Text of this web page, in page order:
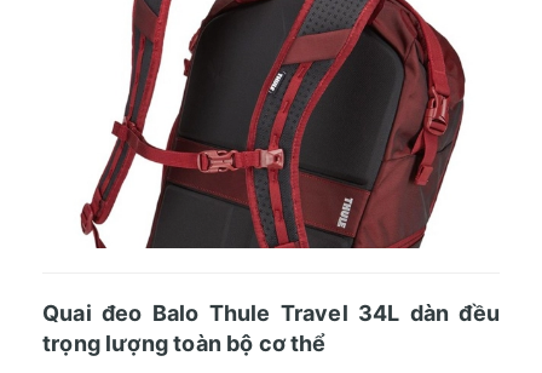
Quai đeo Balo Thule Travel 34L dàn đều
trọng lượng toàn bộ cơ thể